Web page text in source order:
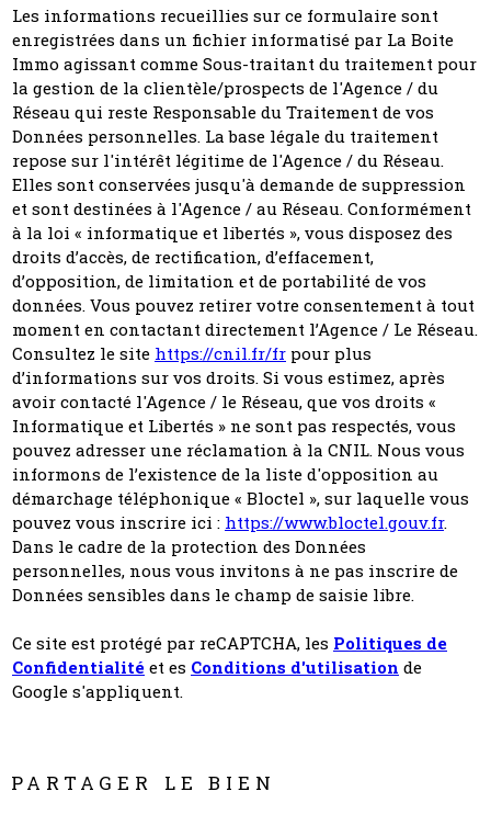
Les informations recueillies sur ce formulaire sont
enregistrées dans un fichier informatisé par La Boite
Immo agissant comme Sous-traitant du traitement pour
la gestion de la clientèle/prospects de l'Agence / du
Réseau qui reste Responsable du Traitement de vos
Données personnelles. La base légale du traitement
repose sur l'intérêt légitime de l'Agence / du Réseau.
Elles sont conservées jusqu'à demande de suppression
et sont destinées à l'Agence / au Réseau. Conformément
à la loi « informatique et libertés », vous disposez des
droits d’accès, de rectification, d’effacement,
d’opposition, de limitation et de portabilité de vos
données. Vous pouvez retirer votre consentement à tout
moment en contactant directement l’Agence / Le Réseau.
Consultez le site https://cnil.fr/fr pour plus
d’informations sur vos droits. Si vous estimez, après
avoir contacté l'Agence / le Réseau, que vos droits «
Informatique et Libertés » ne sont pas respectés, vous
pouvez adresser une réclamation à la CNIL. Nous vous
informons de l’existence de la liste d'opposition au
démarchage téléphonique « Bloctel », sur laquelle vous
pouvez vous inscrire ici : https://www.bloctel.gouv.fr.
Dans le cadre de la protection des Données
personnelles, nous vous invitons à ne pas inscrire de
Données sensibles dans le champ de saisie libre.
Ce site est protégé par reCAPTCHA, les Politiques de
Confidentialité et es Conditions d'utilisation de
Google s'appliquent.
PARTAGER LE BIEN